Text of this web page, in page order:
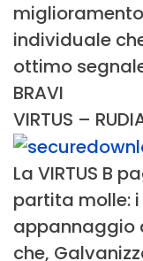
individuale
ottimo
BRAVI
VIRTUS
La VIRTUS B
partita molle:
appannaggio
che,